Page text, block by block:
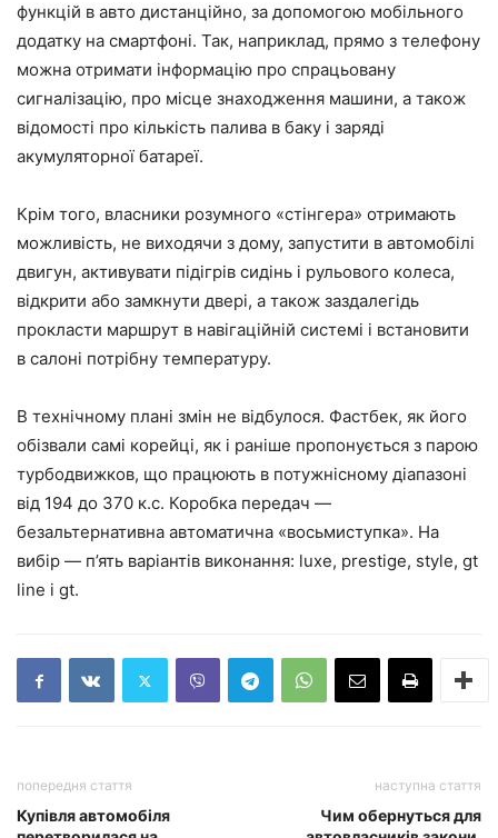
функцій в авто дистанційно, за допомогою мобільного
додатку на смартфоні. Так, наприклад, прямо з телефону
можна отримати інформацію про спрацьовану
сигналізацію, про місце знаходження машини, а також
відомості про кількість палива в баку і заряді
акумуляторної батареї.
Крім того, власники розумного «стінгера» отримають
можливість, не виходячи з дому, запустити в автомобілі
двигун, активувати підігрів сидінь і рульового колеса,
відкрити або замкнути двері, а також заздалегідь
прокласти маршрут в навігаційній системі і встановити
в салоні потрібну температуру.
В технічному плані змін не відбулося. Фастбек, як його
обізвали самі корейці, як і раніше пропонується з парою
турбодвижков, що працюють в потужнісному діапазоні
від 194 до 370 к.с. Коробка передач —
безальтернативна автоматична «восьмиступка». На
вибір — п’ять варіантів виконання: luxe, prestige, style, gt
line і gt.
попередня стаття
Купівля автомобіля
наступна стаття
Чим обернуться для